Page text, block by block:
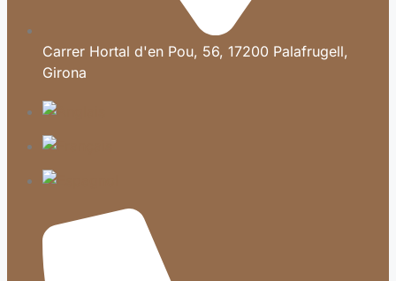
Carrer Hortal d'en Pou, 56, 17200 Palafrugell,
Girona